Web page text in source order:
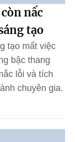
nấc
tạo
tạo mất việc
bậc thang
lỗi và tích
chuyên gia.